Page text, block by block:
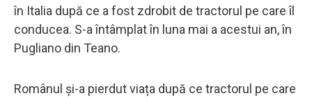
în Italia după ce a fost zdrobit de tractorul pe care îl
conducea. S-a întâmplat în luna mai a acestui an, în
Pugliano din Teano.
Românul și-a pierdut viața după ce tractorul pe care